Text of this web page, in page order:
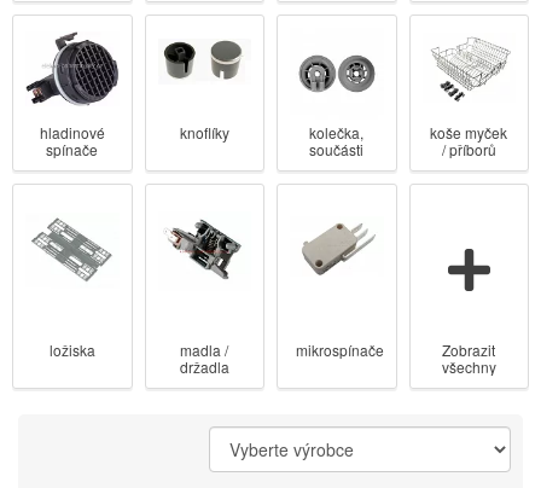
brzdy)
hladinové
spínače
knoflíky
kolečka,
součásti
košů
koše myček
/ příborů
ložiska
madla /
držadla
dveří
mikrospínače
Zobrazit
všechny
kategorie